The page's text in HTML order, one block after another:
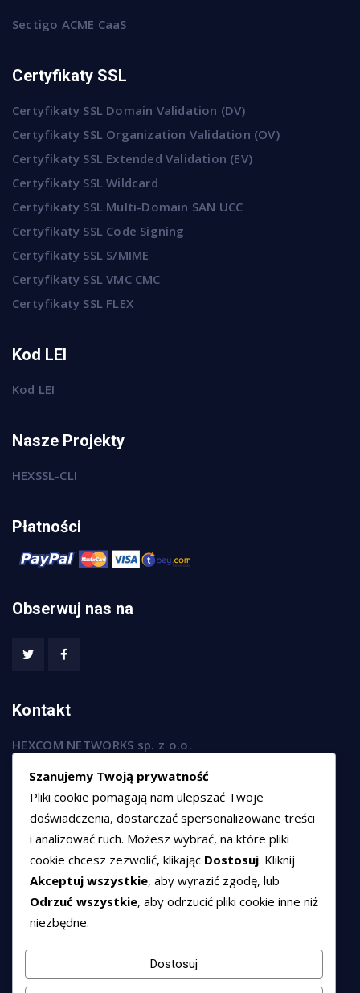
Sectigo ACME CaaS
Certyfikaty SSL
Certyfikaty SSL Domain Validation (DV)
Certyfikaty SSL Organization Validation (OV)
Certyfikaty SSL Extended Validation (EV)
Certyfikaty SSL Wildcard
Certyfikaty SSL Multi-Domain SAN UCC
Certyfikaty SSL Code Signing
Certyfikaty SSL S/MIME
Certyfikaty SSL VMC CMC
Certyfikaty SSL FLEX
Kod LEI
Kod LEI
Nasze Projekty
HEXSSL-CLI
Płatności
Obserwuj nas na
Kontakt
HEXCOM NETWORKS sp. z o.o.
ul. Marsz. Józefa Piłsudskiego 74/320,
50-020 Wrocław
+48 789 594 102
sprzedaz@hexssl.pl
Dokumenty
Regulamin świadczenia usług
Polityka prywatności
Polityka cookies
Szanujemy Twoją prywatność
Pliki cookie pomagają nam ulepszać Twoje
doświadczenia, dostarczać spersonalizowane treści
i analizować ruch. Możesz wybrać, na które pliki
cookie chcesz zezwolić, klikając Dostosuj. Kliknij
Akceptuj wszystkie, aby wyrazić zgodę, lub
Odrzuć wszystkie, aby odrzucić pliki cookie inne niż
niezbędne.
Dostosuj